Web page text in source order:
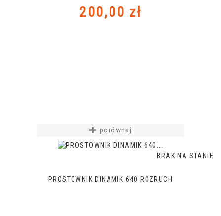
Cena
200,00 zł
porównaj
BRAK NA STANIE
PROSTOWNIK DINAMIK 640 ROZRUCH